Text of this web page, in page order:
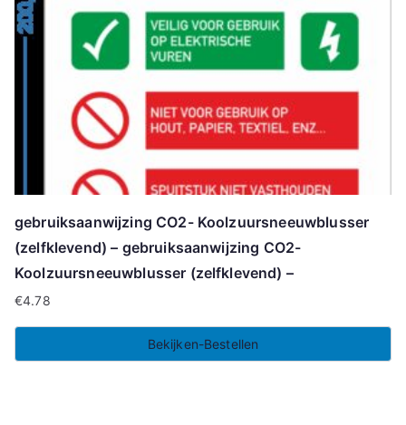
gebruiksaanwijzing CO2- Koolzuursneeuwblusser
(zelfklevend) – gebruiksaanwijzing CO2-
Koolzuursneeuwblusser (zelfklevend) –
€4.78
Bekijken-Bestellen